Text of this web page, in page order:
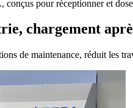
pour réceptionner et
chargement
de maintenance, réduit les